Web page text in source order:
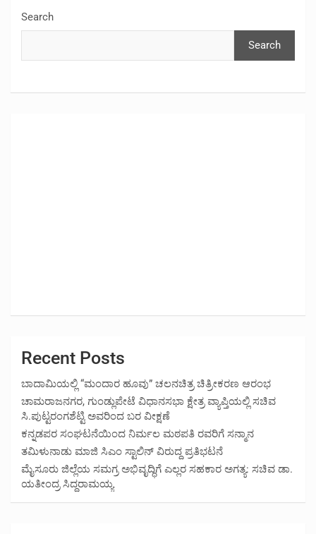
Search
Search
Recent Posts
ಬಾದಾಮಿಯಲ್ಲಿ “ಮಂದಾರ ಹೂವು” ಚಲನಚಿತ್ರ ಚಿತ್ರೀಕರಣ ಆರಂಭ
ಚಾಮರಾಜನಗರ, ಗುಂಡ್ಲುಪೇಟೆ ವಿಧಾನಸಭಾ ಕ್ಷೇತ್ರ ವ್ಯಾಪ್ತಿಯಲ್ಲಿ ಸಚಿವ
ಸಿ.ಪುಟ್ಟರಂಗಶೆಟ್ಟಿ ಅವರಿಂದ ಬರ ವೀಕ್ಷಣೆ
ಕನ್ನಡಪರ ಸಂಘಟನೆಯಿಂದ ನಿರ್ಮಲ ಮಠಪತಿ ರವರಿಗೆ ಸನ್ಮಾನ
ತಮಿಳುನಾಡು ಮಾಜಿ ಸಿಎಂ ಸ್ಟಾಲಿನ್ ವಿರುದ್ದ ಪ್ರತಿಭಟನೆ
ಮೈಸೂರು ಜಿಲ್ಲೆಯ ಸಮಗ್ರ ಅಭಿವೃದ್ಧಿಗೆ ಎಲ್ಲರ ಸಹಕಾರ ಅಗತ್ಯ: ಸಚಿವ ಡಾ.
ಯತೀಂದ್ರ ಸಿದ್ದರಾಮಯ್ಯ